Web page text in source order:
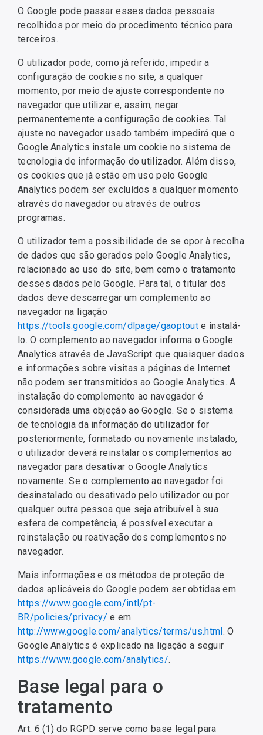
O Google pode passar esses dados pessoais
recolhidos por meio do procedimento técnico para
terceiros.
O utilizador pode, como já referido, impedir a
configuração de cookies no site, a qualquer
momento, por meio de ajuste correspondente no
navegador que utilizar e, assim, negar
permanentemente a configuração de cookies. Tal
ajuste no navegador usado também impedirá que o
Google Analytics instale um cookie no sistema de
tecnologia de informação do utilizador. Além disso,
os cookies que já estão em uso pelo Google
Analytics podem ser excluídos a qualquer momento
através do navegador ou através de outros
programas.
O utilizador tem a possibilidade de se opor à recolha
de dados que são gerados pelo Google Analytics,
relacionado ao uso do site, bem como o tratamento
desses dados pelo Google. Para tal, o titular dos
dados deve descarregar um complemento ao
navegador na ligação
https://tools.google.com/dlpage/gaoptout e instalá-
lo. O complemento ao navegador informa o Google
Analytics através de JavaScript que quaisquer dados
e informações sobre visitas a páginas de Internet
não podem ser transmitidos ao Google Analytics. A
instalação do complemento ao navegador é
considerada uma objeção ao Google. Se o sistema
de tecnologia da informação do utilizador for
posteriormente, formatado ou novamente instalado,
o utilizador deverá reinstalar os complementos ao
navegador para desativar o Google Analytics
novamente. Se o complemento ao navegador foi
desinstalado ou desativado pelo utilizador ou por
qualquer outra pessoa que seja atribuível à sua
esfera de competência, é possível executar a
reinstalação ou reativação dos complementos no
navegador.
Mais informações e os métodos de proteção de
dados aplicáveis do Google podem ser obtidas em
https://www.google.com/intl/pt-
BR/policies/privacy/ e em
http://www.google.com/analytics/terms/us.html. O
Google Analytics é explicado na ligação a seguir
https://www.google.com/analytics/.
Base legal para o
tratamento
Art. 6 (1) do RGPD serve como base legal para